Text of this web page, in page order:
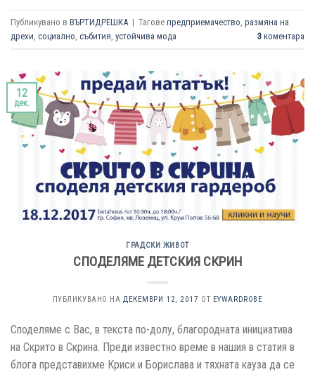
Публикувано в ВЪРТИДРЕШКА | Тагове предприемачество размяна на
дрехи социално събития устойчива мода 3 коментара
12
дек.
ГРАДСКИ ЖИВОТ
СПОДЕЛЯМЕ ДЕТСКИЯ СКРИН
ПУБЛИКУВАНО НА ДЕКЕМВРИ 12, 2017 ОТ EYWARDROBE
Споделяме с Вас, в текста по-долу, благородната инициатива
на Скрито в Скрина. Преди известно време в нашия в статия в
блога представихме Криси и Борислава и тяхната кауза да се